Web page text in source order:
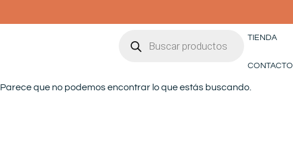
al
productos
TIENDA
CONTACTO
Parece que no podemos encontrar lo que estás buscando.